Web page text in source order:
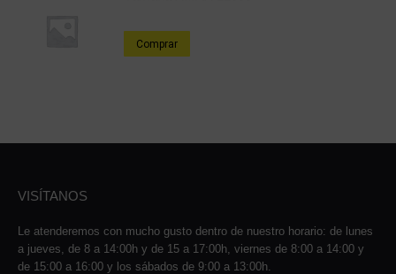
Comprar
VISÍTANOS
Le atenderemos con mucho gusto dentro de nuestro horario: de lunes
a jueves, de 8 a 14:00h y de 15 a 17:00h, viernes de 8:00 a 14:00 y
de 15:00 a 16:00 y los sábados de 9:00 a 13:00h.